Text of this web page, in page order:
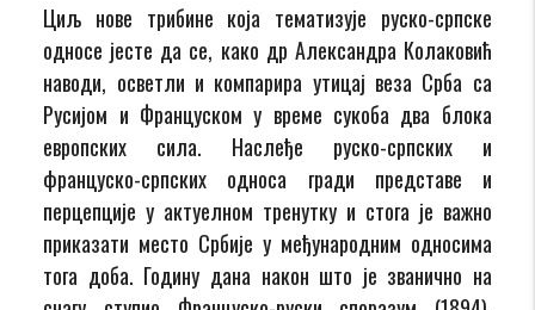
Циљ нове трибине која тематизује руско-српске
односе јесте да се, како др Александра Колаковић
наводи, осветли и компарира утицај веза Срба са
Русијом и Француском у време сукоба два блока
европских сила. Наслеђе руско-српских и
француско-српских односа гради представе и
перцепције у актуелном тренутку и стога је важно
приказати место Србије у међународним односима
тога доба. Годину дана након што је званично на